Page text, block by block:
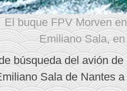
El buque FPV Morven
Emiliano Sala,
búsqueda del avión
Sala de Nantes